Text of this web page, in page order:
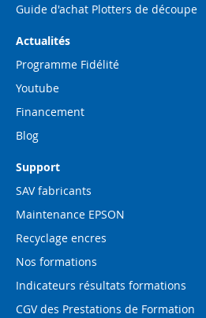
Guide d'achat Plotters de découpe
Actualités
Programme Fidélité
Youtube
Financement
Blog
Support
SAV fabricants
Maintenance EPSON
Recyclage encres
Nos formations
Indicateurs résultats formations
CGV des Prestations de Formation